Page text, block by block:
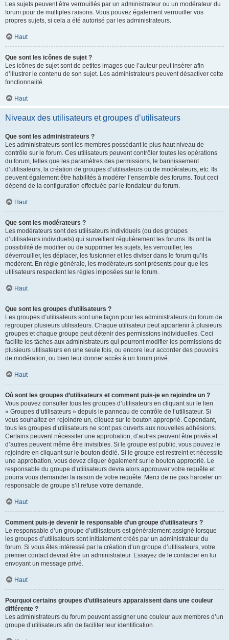
Les sujets peuvent être verrouillés par un administrateur ou un modérateur du
forum pour de multiples raisons. Vous pouvez également verrouiller vos
propres sujets, si cela a été autorisé par les administrateurs.
Haut
Que sont les icônes de sujet ?
Les icônes de sujet sont de petites images que l’auteur peut insérer afin
d’illustrer le contenu de son sujet. Les administrateurs peuvent désactiver cette
fonctionnalité.
Haut
Niveaux des utilisateurs et groupes d’utilisateurs
Que sont les administrateurs ?
Les administrateurs sont les membres possédant le plus haut niveau de
contrôle sur le forum. Ces utilisateurs peuvent contrôler toutes les opérations
du forum, telles que les paramètres des permissions, le bannissement
d’utilisateurs, la création de groupes d’utilisateurs ou de modérateurs, etc. Ils
peuvent également être habilités à modérer l’ensemble des forums. Tout ceci
dépend de la configuration effectuée par le fondateur du forum.
Haut
Que sont les modérateurs ?
Les modérateurs sont des utilisateurs individuels (ou des groupes
d’utilisateurs individuels) qui surveillent régulièrement les forums. Ils ont la
possibilité de modifier ou de supprimer les sujets, les verrouiller, les
déverrouiller, les déplacer, les fusionner et les diviser dans le forum qu’ils
modèrent. En règle générale, les modérateurs sont présents pour que les
utilisateurs respectent les règles imposées sur le forum.
Haut
Que sont les groupes d’utilisateurs ?
Les groupes d’utilisateurs sont une façon pour les administrateurs du forum de
regrouper plusieurs utilisateurs. Chaque utilisateur peut appartenir à plusieurs
groupes et chaque groupe peut détenir des permissions individuelles. Ceci
facilite les tâches aux administrateurs qui pourront modifier les permissions de
plusieurs utilisateurs en une seule fois, ou encore leur accorder des pouvoirs
de modération, ou bien leur donner accès à un forum privé.
Haut
Où sont les groupes d’utilisateurs et comment puis-je en rejoindre un ?
Vous pouvez consulter tous les groupes d’utilisateurs en cliquant sur le lien
« Groupes d’utilisateurs » depuis le panneau de contrôle de l’utilisateur. Si
vous souhaitez en rejoindre un, cliquez sur le bouton approprié. Cependant,
tous les groupes d’utilisateurs ne sont pas ouverts aux nouvelles adhésions.
Certains peuvent nécessiter une approbation, d’autres peuvent être privés et
d’autres peuvent même être invisibles. Si le groupe est public, vous pouvez le
rejoindre en cliquant sur le bouton dédié. Si le groupe est restreint et nécessite
une approbation, vous devez cliquer également sur le bouton approprié. Le
responsable du groupe d’utilisateurs devra alors approuver votre requête et
pourra vous demander la raison de votre requête. Merci de ne pas harceler un
responsable de groupe s’il refuse votre demande.
Haut
Comment puis-je devenir le responsable d’un groupe d’utilisateurs ?
Le responsable d’un groupe d’utilisateurs est généralement assigné lorsque
les groupes d’utilisateurs sont initialement créés par un administrateur du
forum. Si vous êtes intéressé par la création d’un groupe d’utilisateurs, votre
premier contact devrait être un administrateur. Essayez de le contacter en lui
envoyant un message privé.
Haut
Pourquoi certains groupes d’utilisateurs apparaissent dans une couleur
différente ?
Les administrateurs du forum peuvent assigner une couleur aux membres d’un
groupe d’utilisateurs afin de faciliter leur identification.